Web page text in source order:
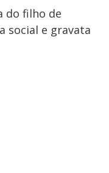
do filho de
social e gravata